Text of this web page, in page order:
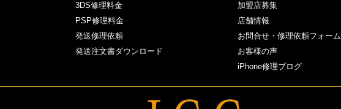
3DS修理料金
PSP修理料金
発送修理依頼
発送注文書ダウンロード
加盟店募集
店舗情報
お問合せ・修理依頼フォーム
お客様の声
iPhone修理ブログ